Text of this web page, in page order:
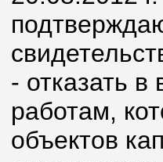
- отказать в
работам,
объектов